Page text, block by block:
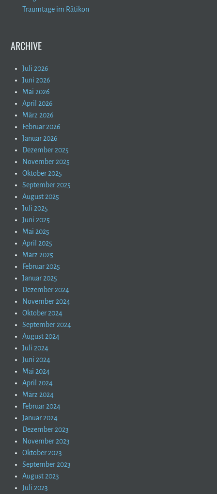
Traumtage im Rätikon
ARCHIVE
Juli 2026
Juni 2026
Mai 2026
April 2026
März 2026
Februar 2026
Januar 2026
Dezember 2025
November 2025
Oktober 2025
September 2025
August 2025
Juli 2025
Juni 2025
Mai 2025
April 2025
März 2025
Februar 2025
Januar 2025
Dezember 2024
November 2024
Oktober 2024
September 2024
August 2024
Juli 2024
Juni 2024
Mai 2024
April 2024
März 2024
Februar 2024
Januar 2024
Dezember 2023
November 2023
Oktober 2023
September 2023
August 2023
Juli 2023